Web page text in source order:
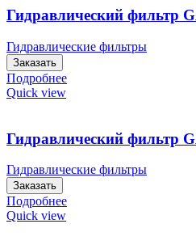
Гидравлический фильтр
Гидравлические фильтры
Заказать
Подробнее
Quick view
Гидравлический фильтр
Гидравлические фильтры
Заказать
Подробнее
Quick view